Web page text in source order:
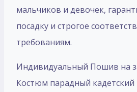
мальчиков и девочек,
посадку и строгое
требованиям.
Индивидуальный Пошив на
Костюм парадный